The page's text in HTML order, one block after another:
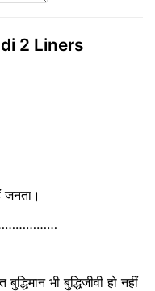
2 Liners
जनता।
भी बुद्धिजीवी हो नहीं